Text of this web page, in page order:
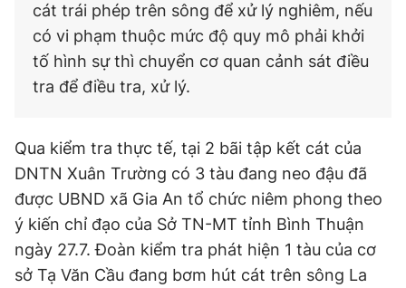
cát trái phép trên sông để xử lý nghiêm, nếu
có vi phạm thuộc mức độ quy mô phải khởi
tố hình sự thì chuyển cơ quan cảnh sát điều
tra để điều tra, xử lý.
Qua kiểm tra thực tế, tại 2 bãi tập kết cát của
DNTN Xuân Trường có 3 tàu đang neo đậu đã
được UBND xã Gia An tổ chức niêm phong theo
ý kiến chỉ đạo của Sở TN-MT tỉnh Bình Thuận
ngày 27.7. Đoàn kiểm tra phát hiện 1 tàu của cơ
sở Tạ Văn Cầu đang bơm hút cát trên sông La